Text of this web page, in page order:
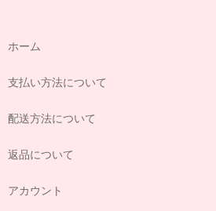
ホーム
支払い方法について
配送方法について
返品について
アカウント